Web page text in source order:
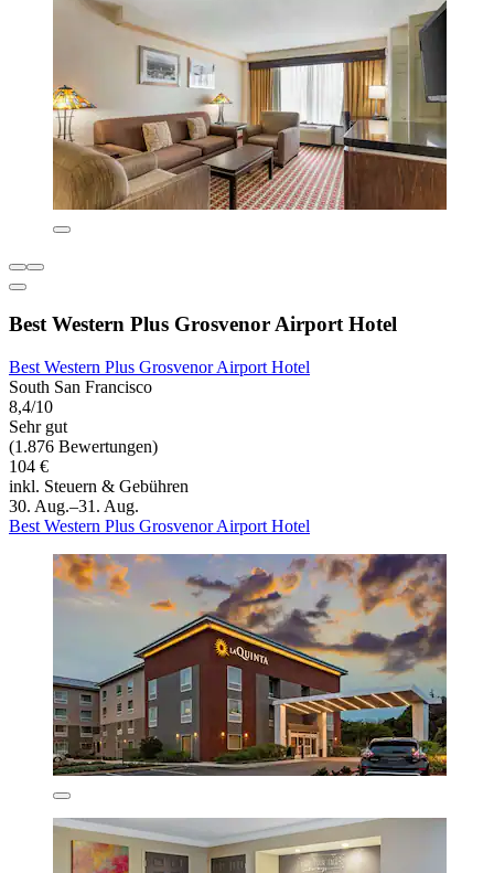
Best Western Plus Grosvenor Airport Hotel
Best Western Plus Grosvenor Airport Hotel
South San Francisco
8,4/10
Sehr gut
(1.876 Bewertungen)
104 €
inkl. Steuern & Gebühren
30. Aug.–31. Aug.
Best Western Plus Grosvenor Airport Hotel